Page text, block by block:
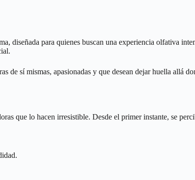
diseñada para quienes buscan una experiencia olfativa
de sí mismas, apasionadas y que desean dejar huella allá
que lo hacen irresistible. Desde el primer instante, se